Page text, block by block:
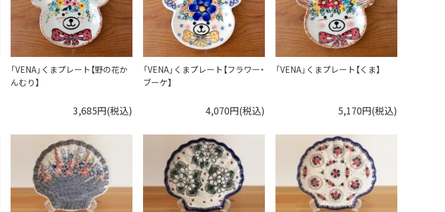
「VENA」くまプレート【野の花か
んむり】
3,685円(税込)
「VENA」くまプレート【フラワー・
ブーケ】
4,070円(税込)
「VENA」くまプレート【くま】
5,170円(税込)